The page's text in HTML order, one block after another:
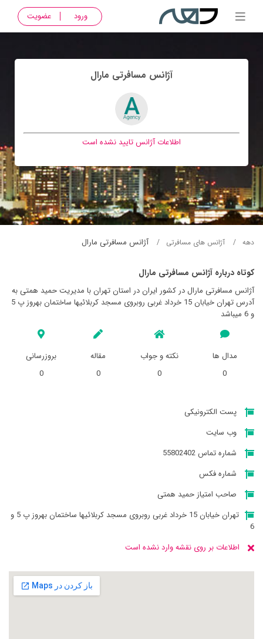
ورود عضویت
آژانس مسافرتی مارال
اطلاعات آژانس تایید نشده است
دهه آژانس های مسافرتی آژانس مسافرتی مارال
کوتاه درباره آژانس مسافرتی مارال
آژانس مسافرتی مارال در کشور ایران در استان تهران با مدیریت حمید همتی به
آدرس تهران خیابان 15 خرداد غربی روبروی مسجد کربلائیها ساختمان بهروز پ 5
و 6 میباشد
مدال ها
0
نکته و جواب
0
مقاله
0
بروزرسانی
0
پست الکترونیکی
وب سایت
شماره تماس 55802402
شماره فکس
صاحب امتیاز حمید همتی
تهران خیابان 15 خرداد غربی روبروی مسجد کربلائیها ساختمان بهروز پ 5 و
6
اطلاعات بر روی نقشه وارد نشده است